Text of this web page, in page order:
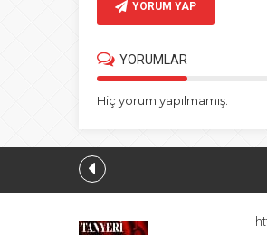
YORUM YAP
YORUMLAR
Hiç yorum yapılmamış.